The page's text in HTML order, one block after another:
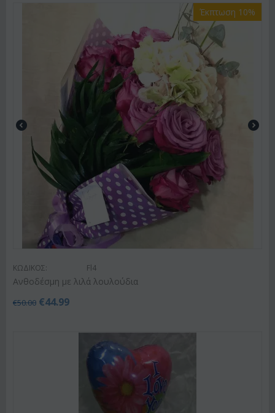
Έκπτωση 10%
ΚΩΔΙΚΟΣ: Fl4
Ανθοδέσμη με λιλά λουλούδια
€50.00 €44.99